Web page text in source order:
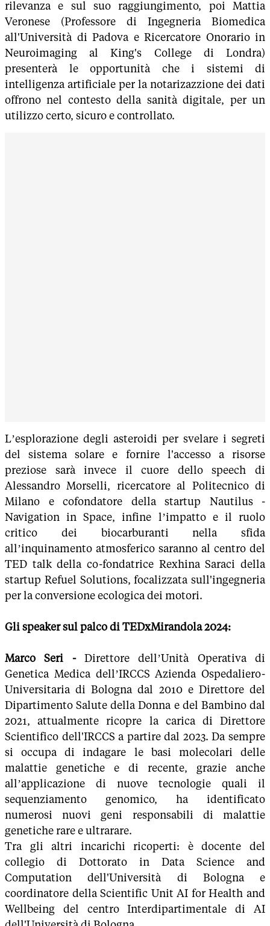
rilevanza e sul suo raggiungimento, poi Mattia
Veronese (Professore di Ingegneria Biomedica
all'Università di Padova e Ricercatore Onorario in
Neuroimaging al King's College di Londra)
presenterà le opportunità che i sistemi di
intelligenza artificiale per la notarizazzione dei dati
offrono nel contesto della sanità digitale, per un
utilizzo certo, sicuro e controllato.
L’esplorazione degli asteroidi per svelare i segreti
del sistema solare e fornire l'accesso a risorse
preziose sarà invece il cuore dello speech di
Alessandro Morselli, ricercatore al Politecnico di
Milano e cofondatore della startup Nautilus -
Navigation in Space, infine l’impatto e il ruolo
critico dei biocarburanti nella sfida
all’inquinamento atmosferico saranno al centro del
TED talk della co-fondatrice Rexhina Saraci della
startup Refuel Solutions, focalizzata sull'ingegneria
per la conversione ecologica dei motori.
Gli speaker sul palco di TEDxMirandola 2024:
Marco Seri -Direttore dell’Unità Operativa di
Genetica Medica dell’IRCCS Azienda Ospedaliero-
Universitaria di Bologna dal 2010 e Direttore del
Dipartimento Salute della Donna e del Bambino dal
2021, attualmente ricopre la carica di Direttore
Scientifico dell'IRCCS a partire dal 2023. Da sempre
si occupa di indagare le basi molecolari delle
malattie genetiche e di recente, grazie anche
all’applicazione di nuove tecnologie quali il
sequenziamento genomico, ha identificato
numerosi nuovi geni responsabili di malattie
genetiche rare e ultrarare.
Tra gli altri incarichi ricoperti: è docente del
collegio di Dottorato in Data Science and
Computation dell'Università di Bologna e
coordinatore della Scientific Unit AI for Health and
Wellbeing del centro Interdipartimentale di AI